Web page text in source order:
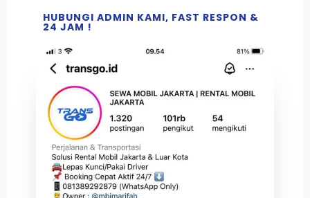
HUBUNGI ADMIN KAMI, FAST RESPON &
24 JAM !